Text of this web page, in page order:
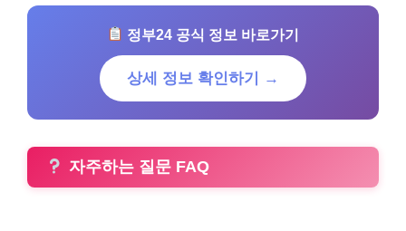
정부24 공식 정보 바로가기
상세 정보 확인하기 →
자주하는 질문 FAQ